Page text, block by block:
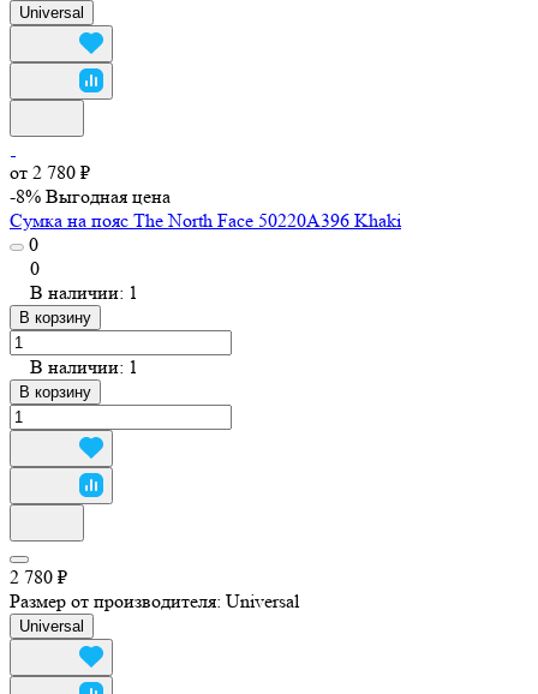
Universal
от 2 780 ₽
-8% Выгодная цена
Сумка на пояс The North Face 50220A396 Khaki
0
0
В наличии: 1
В корзину
В наличии: 1
В корзину
2 780 ₽
Размер от производителя: Universal
Universal